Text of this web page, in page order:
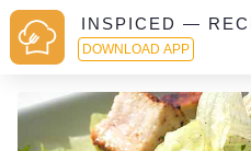
INSPICED —
DOWNLOAD APP